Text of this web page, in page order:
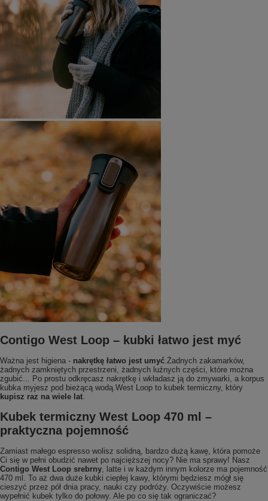
Contigo West Loop – kubki łatwo jest myć
Ważna jest higiena - nakrętkę łatwo jest umyć .Żadnych zakamarków,
żadnych zamkniętych przestrzeni, żadnych luźnych części, które można
zgubić... Po prostu odkręcasz nakrętkę i wkładasz ją do zmywarki, a korpus
kubka myjesz pod bieżącą wodą.West Loop to kubek termiczny, który
kupisz raz na wiele lat
Kubek termiczny West Loop 470 ml –
praktyczna pojemność
Zamiast małego espresso wolisz solidną, bardzo dużą kawę, która pomoże
Ci się w pełni obudzić nawet po najcięższej nocy? Nie ma sprawy! Nasz
Contigo West Loop srebrny , latte i w każdym innym kolorze ma pojemność
470 ml. To aż dwa duże kubki ciepłej kawy, którymi będziesz mógł się
cieszyć przez pół dnia pracy, nauki czy podróży. Oczywiście możesz
wypełnić kubek tylko do połowy. Ale po co się tak ograniczać?